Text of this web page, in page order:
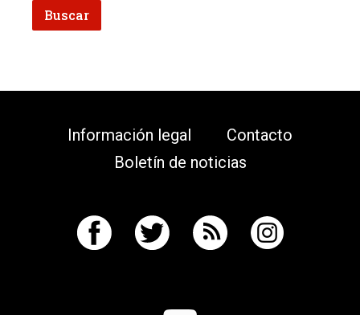
Información legal
Contacto
Boletín de noticias